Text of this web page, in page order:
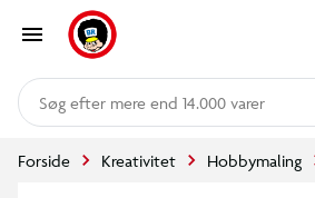
mere end 14.000 varer
Forside Kreativitet Hobbymaling